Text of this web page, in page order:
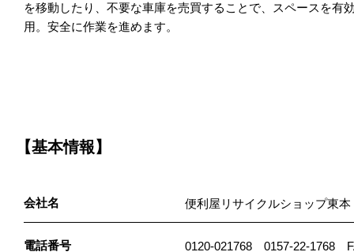
を移動したり、不要な車庫を売買することで、スペースを有
用。安全に作業を進めます。
【基本情報】
会社名 便利屋リサイクルショップ東本
電話番号 0120-021768 0157-22-1768